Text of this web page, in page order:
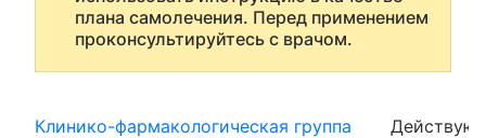
плана самолечения. Перед применением
проконсультируйтесь с врачом.
Клинико-фармакологическая группа